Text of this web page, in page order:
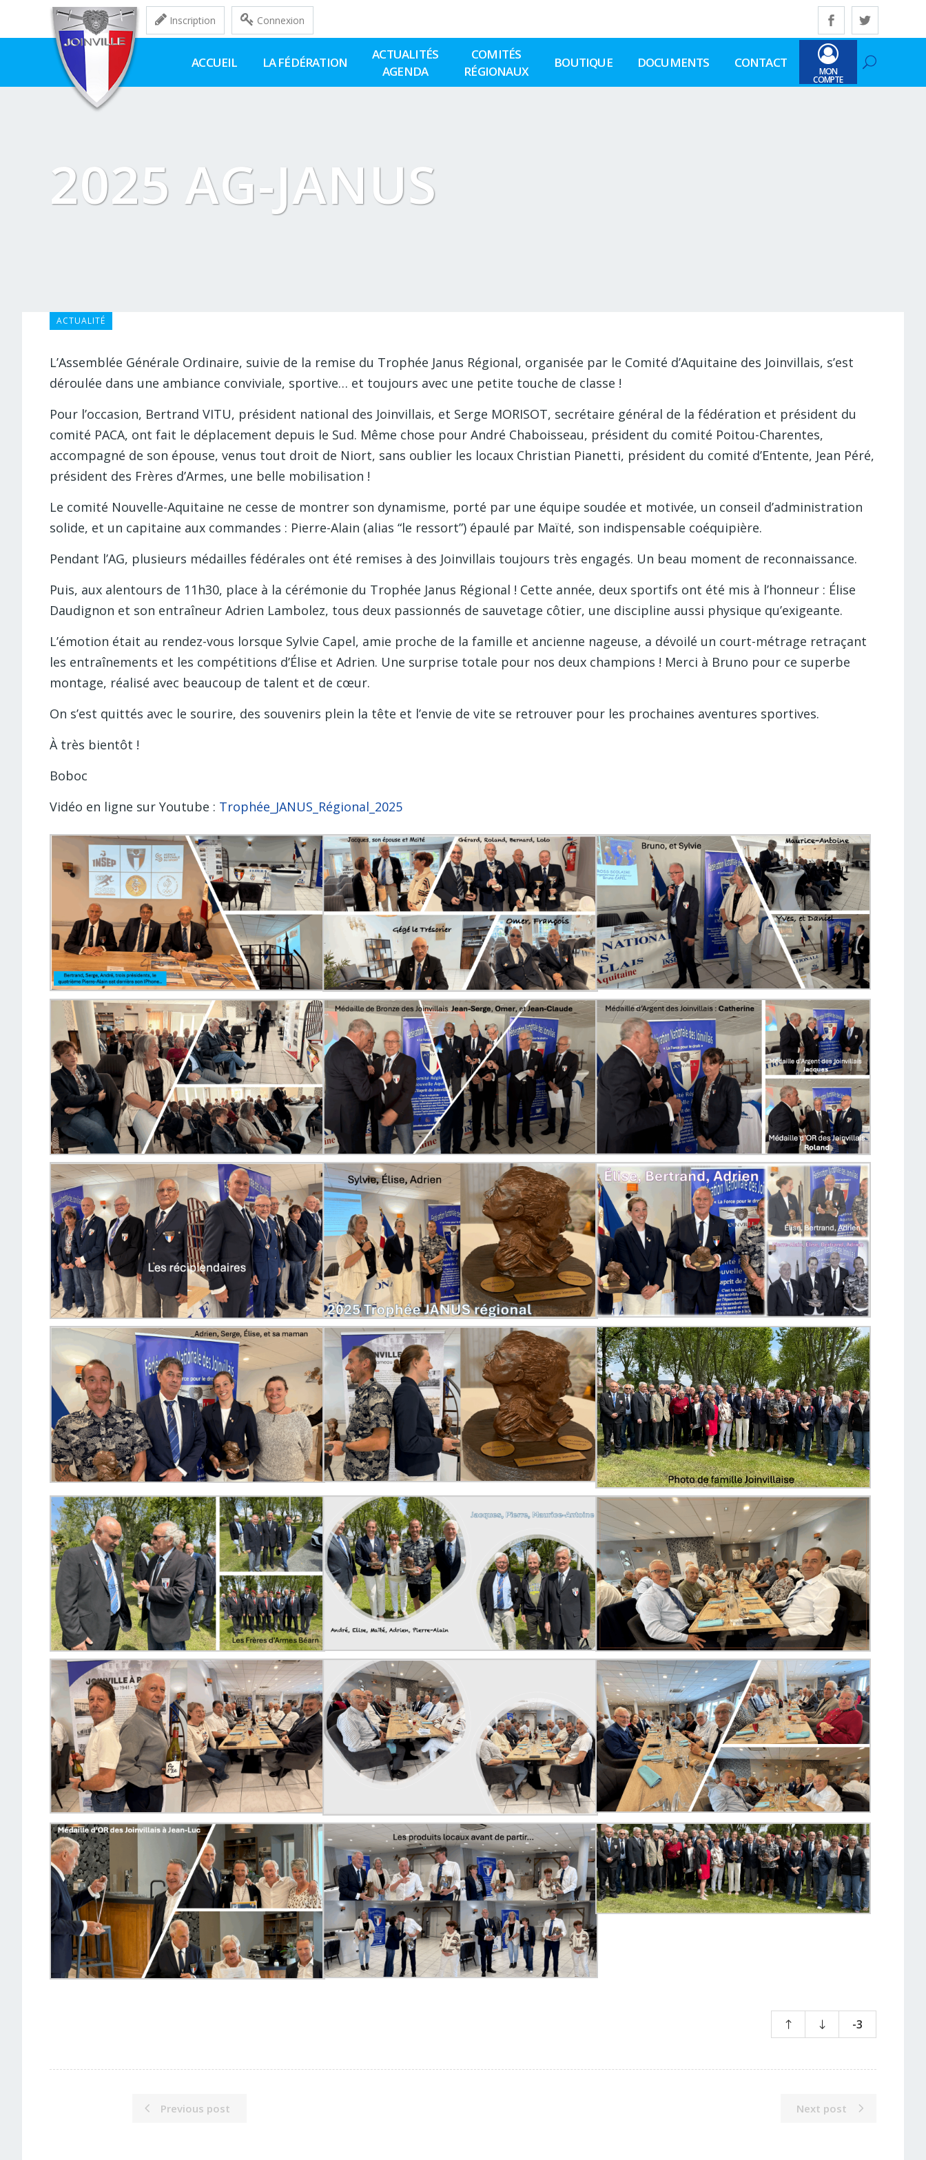
Inscription Connexion
ACCUEIL LA FÉDÉRATION
ACTUALITÉS
AGENDA
COMITÉS
RÉGIONAUX
BOUTIQUE DOCUMENTS CONTACT
MON
COMPTE
2025 AG-JANUS
ACTUALITÉ
L’Assemblée Générale Ordinaire, suivie de la remise du Trophée Janus Régional, organisée par le Comité d’Aquitaine des Joinvillais, s’est
déroulée dans une ambiance conviviale, sportive… et toujours avec une petite touche de classe !
Pour l’occasion, Bertrand VITU, président national des Joinvillais, et Serge MORISOT, secrétaire général de la fédération et président du
comité PACA, ont fait le déplacement depuis le Sud. Même chose pour André Chaboisseau, président du comité Poitou-Charentes,
accompagné de son épouse, venus tout droit de Niort, sans oublier les locaux Christian Pianetti, président du comité d’Entente, Jean Péré,
président des Frères d’Armes, une belle mobilisation !
Le comité Nouvelle-Aquitaine ne cesse de montrer son dynamisme, porté par une équipe soudée et motivée, un conseil d’administration
solide, et un capitaine aux commandes : Pierre-Alain (alias “le ressort”) épaulé par Maïté, son indispensable coéquipière.
Pendant l’AG, plusieurs médailles fédérales ont été remises à des Joinvillais toujours très engagés. Un beau moment de reconnaissance.
Puis, aux alentours de 11h30, place à la cérémonie du Trophée Janus Régional ! Cette année, deux sportifs ont été mis à l’honneur : Élise
Daudignon et son entraîneur Adrien Lambolez, tous deux passionnés de sauvetage côtier, une discipline aussi physique qu’exigeante.
L’émotion était au rendez-vous lorsque Sylvie Capel, amie proche de la famille et ancienne nageuse, a dévoilé un court-métrage retraçant
les entraînements et les compétitions d’Élise et Adrien. Une surprise totale pour nos deux champions ! Merci à Bruno pour ce superbe
montage, réalisé avec beaucoup de talent et de cœur.
On s’est quittés avec le sourire, des souvenirs plein la tête et l’envie de vite se retrouver pour les prochaines aventures sportives.
À très bientôt !
Boboc
Vidéo en ligne sur Youtube : Trophée_JANUS_Régional_2025
-3
Previous post Next post